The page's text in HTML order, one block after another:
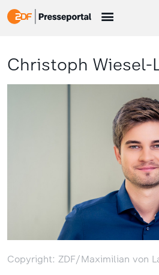
Christoph Wiesel-
Copyright: ZDF/Maximilian von